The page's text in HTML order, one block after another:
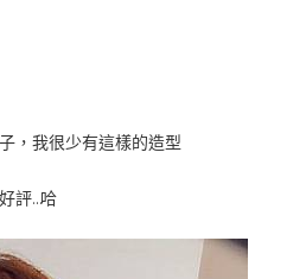
，我很少有這樣的造型
評…哈